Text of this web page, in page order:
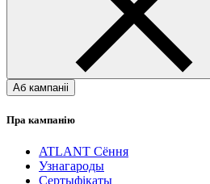
Аб кампаніі
Пра кампанію
ATLANT Сёння
Узнагароды
Сертыфікаты